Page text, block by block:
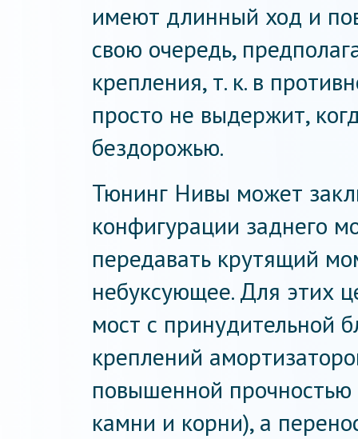
имеют длинный ход и
свою очередь,
крепления, т. к. в
просто не выдержит,
бездорожью.
Тюнинг Нивы может
конфигурации заднего
передавать крутящий
небуксующее. Для этих
мост с принудительной
креплений
повышенной прочностью
камни и корни), а